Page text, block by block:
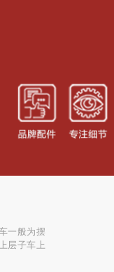
一般为摆
层子车上